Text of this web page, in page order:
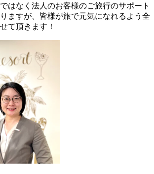
はなく法人のお客様のご旅行のサポート
ますが、皆様が旅で元気になれるよう全
て頂きます！